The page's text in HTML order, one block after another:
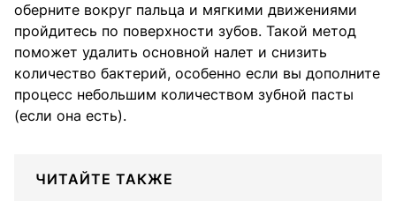
оберните вокруг пальца и мягкими движениями
пройдитесь по поверхности зубов. Такой метод
поможет удалить основной налет и снизить
количество бактерий, особенно если вы дополните
процесс небольшим количеством зубной пасты
(если она есть).
ЧИТАЙТЕ ТАКЖЕ